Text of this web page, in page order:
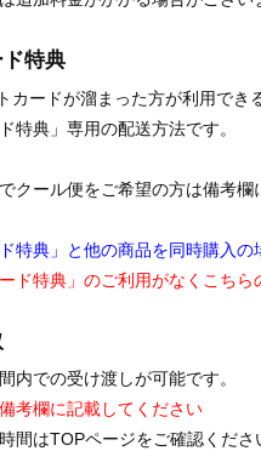
特典
カードが溜まった方が利用でき
特典」専用の配送方法です。
クール便をご希望の方は備考欄
ド特典」と他の商品を同時購入
ド特典」のご利用がなくこちら
内での受け渡しが可能です。
考欄に記載してください
間はTOPページをご確認くださ